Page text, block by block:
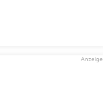
Anzeige